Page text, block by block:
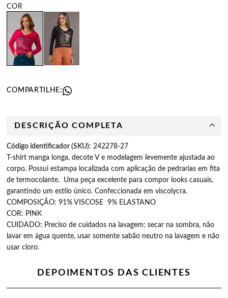
COMPARTILHE:
DESCRIÇÃO COMPLETA
Código identificador (SKU): 242278-27
T-shirt manga longa, decote V e modelagem levemente ajustada ao
corpo. Possui estampa localizada com aplicação de pedrarias em fita
de termocolante. Uma peça excelente para compor looks casuais,
garantindo um estilo único. Confeccionada em viscolycra.
COMPOSIÇÃO: 91% VISCOSE 9% ELASTANO
COR: PINK
CUIDADO: Preciso de cuidados na lavagem: secar na sombra, não
lavar em água quente, usar somente sabão neutro na lavagem e não
usar cloro.
DEPOIMENTOS DAS CLIENTES